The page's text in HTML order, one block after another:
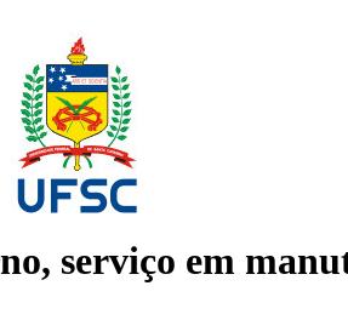
serviço em